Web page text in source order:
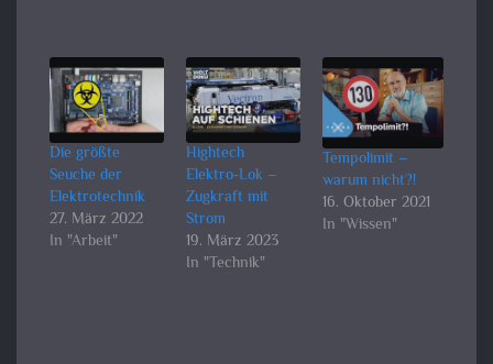
Die größte
Seuche der
Elektrotechnik
27. März 2022
In "Arbeit"
Hightech
Elektro-Lok –
Zugkraft mit
Strom
19. März 2023
In "Technik"
Tempolimit –
warum nicht?!
16. Oktober 2021
In "Wissen"